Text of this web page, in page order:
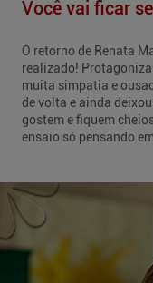
Você vai ficar
O retorno de Renata
realizado!
muita simpatia e
de volta e ainda
gostem e fiquem
ensaio só pensando